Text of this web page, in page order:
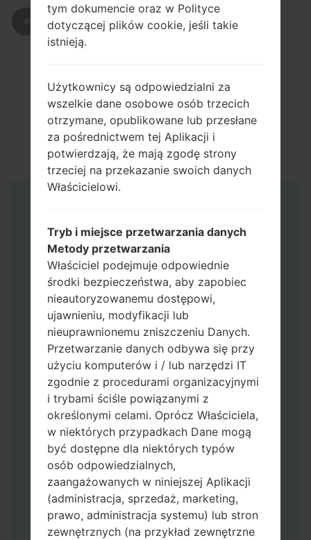
POBIERZ
Pobierz na swój komputer najnowszą
wersjęOdin 3.
Następnie wyodrębnij plik
oprogramowania układowego.
Powinieneś otrzymać 1 plik (jeśli 1 plik
wybierz tutaj) lub 5 plików (jeśli 5 plików
wybierz tutaj):
tym dokumencie oraz w Polityce
dotyczącej plików cookie, jeśli takie
istnieją.
Użytkownicy są odpowiedzialni za
wszelkie dane osobowe osób trzecich
otrzymane, opublikowane lub przesłane
za pośrednictwem tej Aplikacji i
potwierdzają, że mają zgodę strony
trzeciej na przekazanie swoich danych
Właścicielowi.
Tryb i miejsce przetwarzania danych
Metody przetwarzania
Właściciel podejmuje odpowiednie
środki bezpieczeństwa, aby zapobiec
nieautoryzowanemu dostępowi,
ujawnieniu, modyfikacji lub
nieuprawnionemu zniszczeniu Danych.
Przetwarzanie danych odbywa się przy
użyciu komputerów i / lub narzędzi IT
zgodnie z procedurami organizacyjnymi
i trybami ściśle powiązanymi z
określonymi celami. Oprócz Właściciela,
w niektórych przypadkach Dane mogą
być dostępne dla niektórych typów
osób odpowiedzialnych,
zaangażowanych w niniejszej Aplikacji
(administracja, sprzedaż, marketing,
prawo, administracja systemu) lub stron
zewnętrznych (na przykład zewnętrzne